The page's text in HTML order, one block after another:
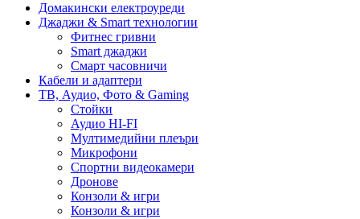
Домакински електроуреди
Джаджи & Smart технологии
Фитнес гривни
Smart джаджи
Смарт часовничи
Кабели и адаптери
ТВ, Аудио, Фото & Gaming
Стойки
Аудио HI-FI
Мултимедийни плеъри
Микрофони
Спортни видеокамери
Дронове
Конзоли & игри
Конзоли & игри